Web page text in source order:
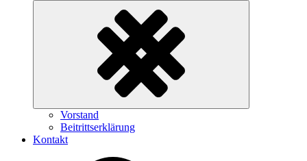
Untermenü
Vorstand
Beitrittserklärung
Kontakt